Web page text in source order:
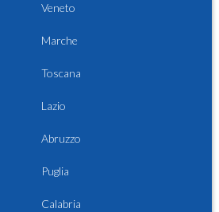
Veneto
Marche
Toscana
Lazio
Abruzzo
Puglia
Calabria